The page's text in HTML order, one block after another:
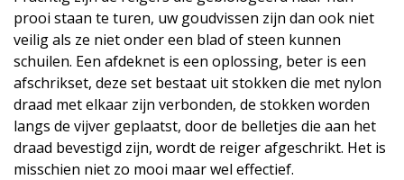
prooi staan te turen, uw goudvissen zijn dan ook niet
veilig als ze niet onder een blad of steen kunnen
schuilen. Een afdeknet is een oplossing, beter is een
afschrikset, deze set bestaat uit stokken die met nylon
draad met elkaar zijn verbonden, de stokken worden
langs de vijver geplaatst, door de belletjes die aan het
draad bevestigd zijn, wordt de reiger afgeschrikt. Het is
misschien niet zo mooi maar wel effectief.